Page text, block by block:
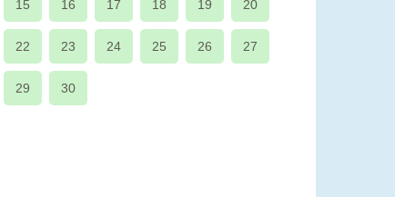
15 16 17 18 19 20
22 23 24 25 26 27
29 30